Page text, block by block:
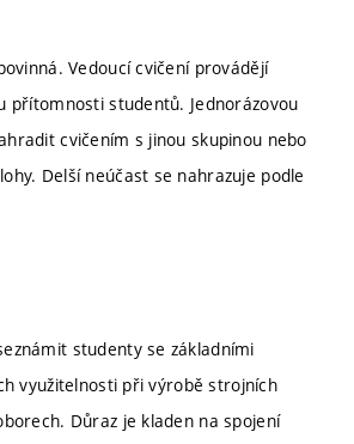
Vedoucí cvičení provádějí
přítomnosti studentů. Jednorázovou
cvičením s jinou skupinou nebo
Delší neúčast se nahrazuje podle
studenty se základními
využitelnosti při výrobě strojních
Důraz je kladen na spojení